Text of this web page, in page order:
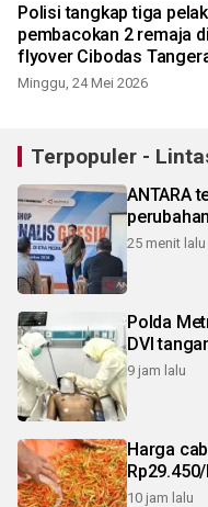
Polisi tangkap tiga
pembacokan 2 remaja di
flyover Cibodas
Minggu, 24 Mei 2026
Terpopuler -
ANTARA
25 menit lalu
Polda
DVI
9 jam lalu
Harga
10 jam lalu